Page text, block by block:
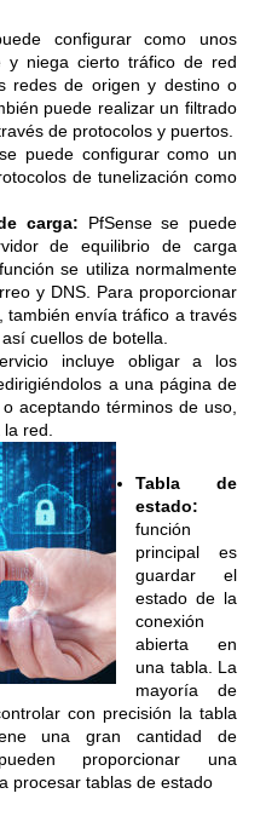
configurar como unos
y niega cierto tráfico de red
redes de origen y destino o
puede realizar un filtrado
de protocolos y puertos.
puede configurar como un
de tunelización como
carga: PfSense se puede
de equilibrio de carga
se utiliza normalmente
y DNS. Para proporcionar
también envía tráfico a través
cuellos de botella.
incluye obligar a los
a una página de
aceptando términos de uso,
la red.
Tabla de
estado:
función
principal es
guardar el
estado de la
conexión
abierta en
una tabla. La
mayoría de
con precisión la tabla
una gran cantidad de
proporcionar una
procesar tablas de estado